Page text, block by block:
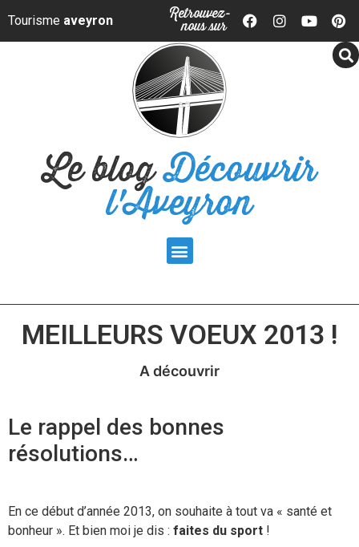
Panneau de gestion des cookies
Tourisme aveyron Retrouvez-
nous sur
Le blogDécouvrir
l'Aveyron
MEILLEURS VOEUX 2013 !
A découvrir
Le rappel des bonnes
résolutions…
En ce début d’année 2013, on souhaite à tout va « santé et
bonheur ». Et bien moi je dis : faites du sport !